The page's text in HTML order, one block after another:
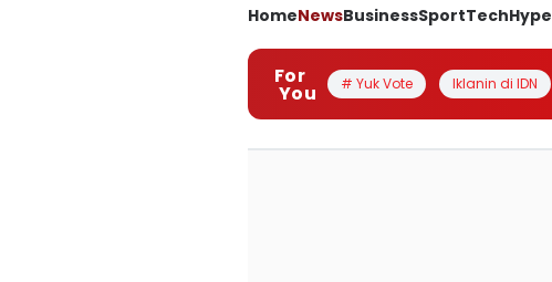
HomeNewsBusinessSportTechHype
For
You # Yuk Vote Iklanin di IDN